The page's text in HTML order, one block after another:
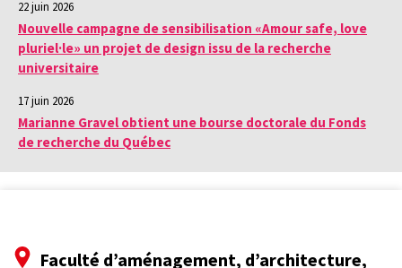
22 juin 2026
Nouvelle campagne de sensibilisation «Amour safe, love
pluriel·le» un projet de design issu de la recherche
universitaire
17 juin 2026
Marianne Gravel obtient une bourse doctorale du Fonds
de recherche du Québec
Faculté d’aménagement, d’architecture,